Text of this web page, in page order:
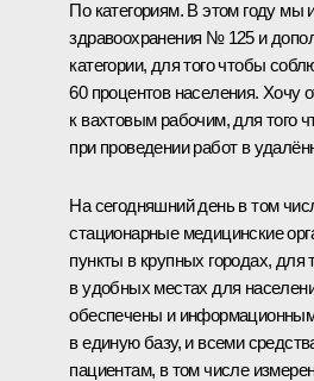
По категориям. В этом году мы
здравоохранения № 125 и
категории, для того чтобы
60 процентов населения. Хочу
к вахтовым рабочим, для того
при проведении работ в
На сегодняшний день в том
стационарные медицинские
пункты в крупных городах, для
в удобных местах для
обеспечены и
в единую базу, и всеми
пациентам, в том числе